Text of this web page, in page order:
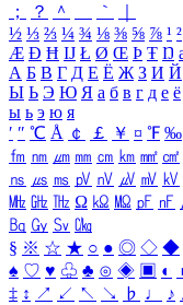
；
？ ＾ ｀
½ ⅓ ⅔ ¼ ¾ ⅛ ⅜ ⅝ ⅞ ¹ ²
Æ Ð Ħ Ĳ Ł Ø Œ Þ Ŧ Ŋ
А Б В Г Д Е Ё Ж З И Й
Ы Ь Э Ю Я а б в г д е ё
ы ь э ю я
′ ″ ℃ Å ￠ ￡ ￥ ¤ ℉ ‰
㎙ ㎚ ㎛ ㎜ ㎝ ㎞ ㎟ ㎠
㎱ ㎲ ㎳ ㎴ ㎵ ㎶ ㎷ ㎸
㎒ ㎓ ㎔ Ω ㏀ ㏁ ㎊ ㎋
㏃ ㏉ ㏜ ㏆
§ ※ ☆ ★ ○ ● ◎ ◇ ◆
♠ ♡ ♥ ♧ ♣ ⊙ ◈ ▣ ◐
‡ ↕ ↗ ↙ ↖ ↘ ♭ ♩ ♪